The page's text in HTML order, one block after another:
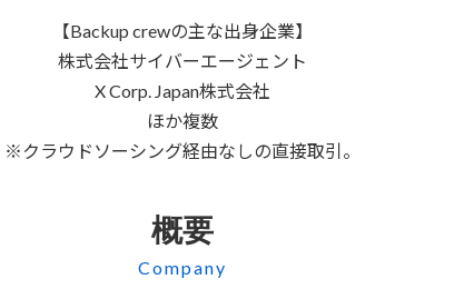
【Backup crewの主な出身企業】
株式会社サイバーエージェント
X Corp. Japan株式会社
ほか複数
※クラウドソーシング経由なしの直接取引。
概要
Company